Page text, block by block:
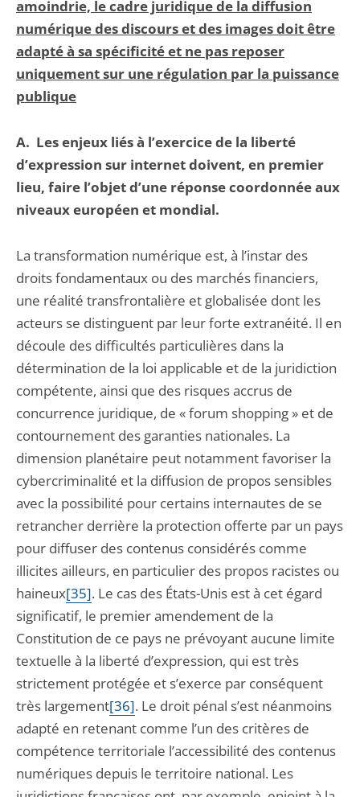
amoindrie, le cadre juridique de la diffusion
numérique des discours et des images doit être
adapté à sa spécificité et ne pas reposer
uniquement sur une régulation par la puissance
publique
A. Les enjeux liés à l’exercice de la liberté
d’expression sur internet doivent, en premier
lieu, faire l’objet d’une réponse coordonnée aux
niveaux européen et mondial.
La transformation numérique est, à l’instar des
droits fondamentaux ou des marchés financiers,
une réalité transfrontalière et globalisée dont les
acteurs se distinguent par leur forte extranéité. Il en
découle des difficultés particulières dans la
détermination de la loi applicable et de la juridiction
compétente, ainsi que des risques accrus de
concurrence juridique, de « forum shopping » et de
contournement des garanties nationales. La
dimension planétaire peut notamment favoriser la
cybercriminalité et la diffusion de propos sensibles
avec la possibilité pour certains internautes de se
retrancher derrière la protection offerte par un pays
pour diffuser des contenus considérés comme
illicites ailleurs, en particulier des propos racistes ou
haineux[35]. Le cas des États-Unis est à cet égard
significatif, le premier amendement de la
Constitution de ce pays ne prévoyant aucune limite
textuelle à la liberté d’expression, qui est très
strictement protégée et s’exerce par conséquent
très largement[36]. Le droit pénal s’est néanmoins
adapté en retenant comme l’un des critères de
compétence territoriale l’accessibilité des contenus
numériques depuis le territoire national. Les